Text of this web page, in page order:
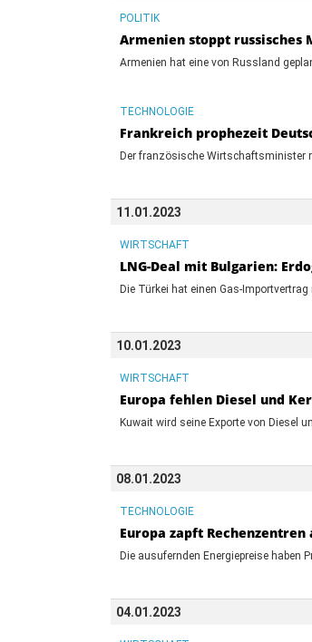
POLITIK
Armenien stoppt
Armenien hat eine von Russland
TECHNOLOGIE
Frankreich prophezeit
Der französische Wirtschaftsminister
11.01.2023
WIRTSCHAFT
LNG-Deal mit Bulgarien:
Die Türkei hat einen Gas-
10.01.2023
WIRTSCHAFT
Europa fehlen Diesel und
Kuwait wird seine Exporte von Diesel
08.01.2023
TECHNOLOGIE
Europa zapft Rechenzentren
Die ausufernden Energiepreise haben
04.01.2023